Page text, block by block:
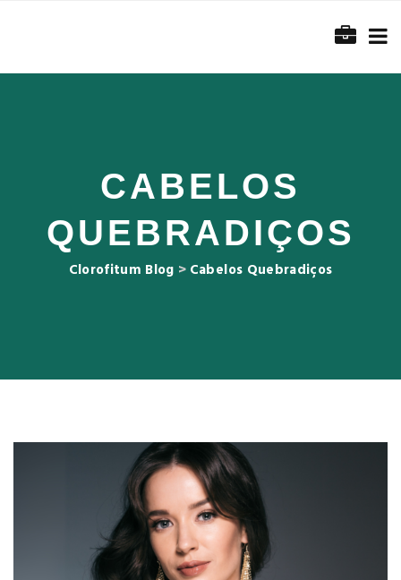
CABELOS
QUEBRADIÇOS
Clorofitum Blog > Cabelos Quebradiços